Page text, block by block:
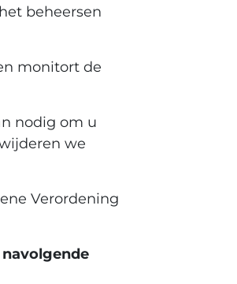
beheersen
monitort de
nodig om u
we
Verordening